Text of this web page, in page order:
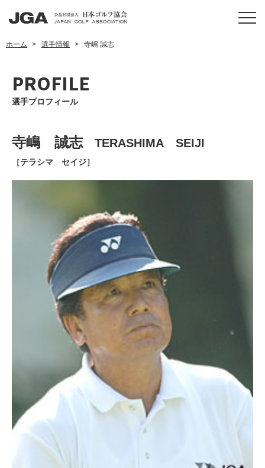
ホーム 選手情報 寺嶋 誠志
PROFILE
選手プロフィール
寺嶋 誠志 TERASHIMA SEIJI
［テラシマ セイジ］